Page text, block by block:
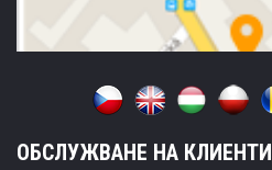
ОБСЛУЖВАНЕ НА КЛИЕНТИ